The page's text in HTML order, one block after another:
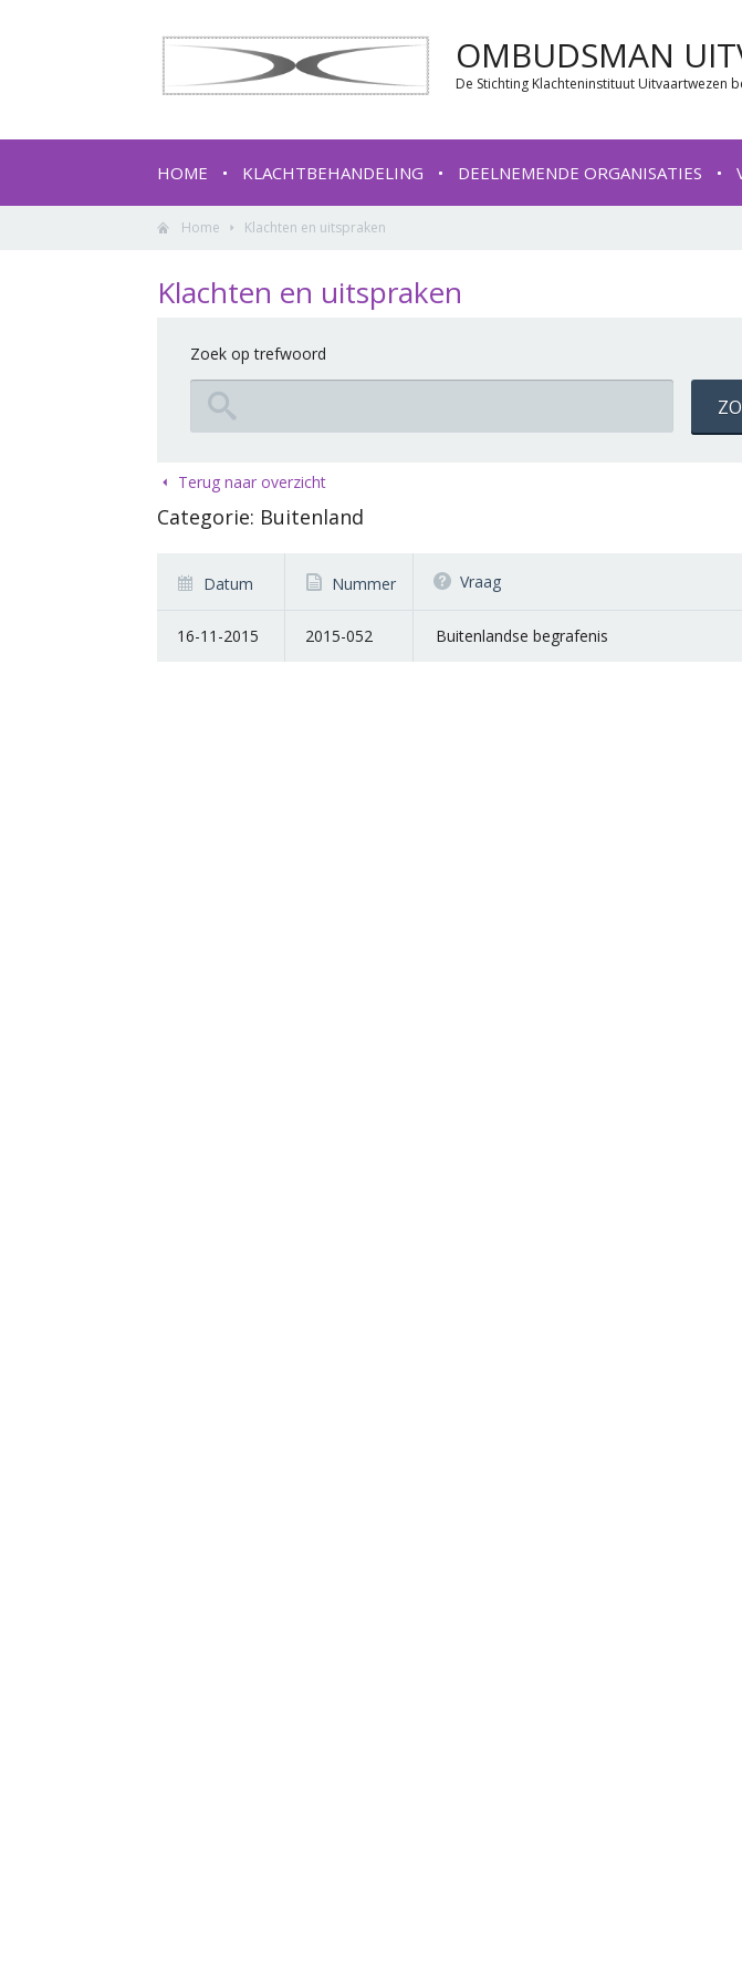
OMBUDSMAN
De Stichting Klachteninstituut Uitvaartwezen
HOME KLACHTBEHANDELING DEELNEMENDE ORGANISATIES
Home Klachten en uitspraken
Klachten en uitspraken
Zoek op trefwoord
Terug naar overzicht
Categorie: Buitenland
Datum Nummer Vraag
16-11-2015 2015-052 Buitenlandse begrafenis